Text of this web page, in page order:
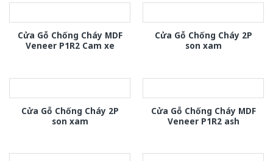
Cửa Gỗ Chống Cháy MDF
Veneer P1R2 Cam xe
Cửa Gỗ Chống Cháy 2P
son xam
Cửa Gỗ Chống Cháy 2P
son xam
Cửa Gỗ Chống Cháy MDF
Veneer P1R2 ash